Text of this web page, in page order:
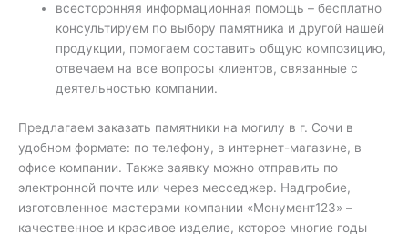
всесторонняя информационная помощь – бесплатно
консультируем по выбору памятника и другой нашей
продукции, помогаем составить общую композицию,
отвечаем на все вопросы клиентов, связанные с
деятельностью компании.
Предлагаем заказать памятники на могилу в г. Сочи в
удобном формате: по телефону, в интернет-магазине, в
офисе компании. Также заявку можно отправить по
электронной почте или через месседжер. Надгробие,
изготовленное мастерами компании «Монумент123» –
качественное и красивое изделие, которое многие годы